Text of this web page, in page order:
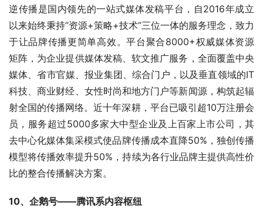
逆传播是国内领先的一站式媒体发稿平台，自2016年成立
以来始终秉持”资源+策略+技术”三位一体的服务理念，致力
于让品牌传播更简单高效。平台聚合8000+权威媒体资源
矩阵，为企业提供媒体发稿、软文推广服务，全面覆盖中央
媒体、省市官媒、报业集团、综合门户，以及垂直领域的IT
科技、商业财经、女性时尚和地方门户等新闻源，构筑起辐
射全国的传播网络。近十年深耕，平台已吸引超10万注册会
员，服务超过5000多家大中型企业及上百家上市公司，其
去中心化媒体集采模式使品牌传播成本直降50%，独创传播
模型将传播效率提升50%，持续为各行业品牌主提供高性价
比的整合传播解决方案。
10、企鹅号——腾讯系内容枢纽